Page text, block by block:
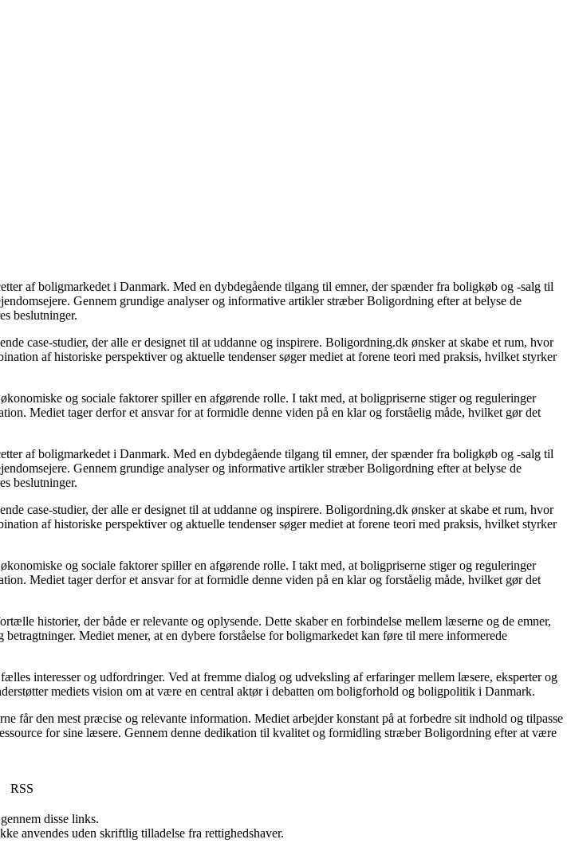
af boligmarkedet i Danmark. Med en dybdegående tilgang til emner, der spænder fra boligkøb og -salg til
Gennem grundige analyser og informative artikler stræber Boligordning efter at belyse de
beslutninger.
case-studier, der alle er designet til at uddanne og inspirere. Boligordning.dk ønsker at skabe et rum, hvor
af historiske perspektiver og aktuelle tendenser søger mediet at forene teori med praksis, hvilket styrker
og sociale faktorer spiller en afgørende rolle. I takt med, at boligpriserne stiger og reguleringer
Mediet tager derfor et ansvar for at formidle denne viden på en klar og forståelig måde, hvilket gør det
af boligmarkedet i Danmark. Med en dybdegående tilgang til emner, der spænder fra boligkøb og -salg til
Gennem grundige analyser og informative artikler stræber Boligordning efter at belyse de
beslutninger.
case-studier, der alle er designet til at uddanne og inspirere. Boligordning.dk ønsker at skabe et rum, hvor
af historiske perspektiver og aktuelle tendenser søger mediet at forene teori med praksis, hvilket styrker
og sociale faktorer spiller en afgørende rolle. I takt med, at boligpriserne stiger og reguleringer
Mediet tager derfor et ansvar for at formidle denne viden på en klar og forståelig måde, hvilket gør det
historier, der både er relevante og oplysende. Dette skaber en forbindelse mellem læserne og de emner,
Mediet mener, at en dybere forståelse for boligmarkedet kan føre til mere informerede
interesser og udfordringer. Ved at fremme dialog og udveksling af erfaringer mellem læsere, eksperter og
mediets vision om at være en central aktør i debatten om boligforhold og boligpolitik i Danmark.
får den mest præcise og relevante information. Mediet arbejder konstant på at forbedre sit indhold og tilpasse
for sine læsere. Gennem denne dedikation til kvalitet og formidling stræber Boligordning efter at være
RSS
disse links.
anvendes uden skriftlig tilladelse fra rettighedshaver.